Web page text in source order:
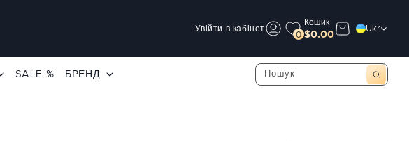
Увійти в кабінет
0
Кошик
$0.00
Ukr
SALE % БРЕНД